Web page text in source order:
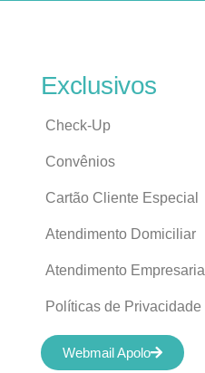
Exclusivos
Check-Up
Convênios
Cartão Cliente Especial
Atendimento Domiciliar
Atendimento Empresarial
Políticas de Privacidade
Webmail Apolo